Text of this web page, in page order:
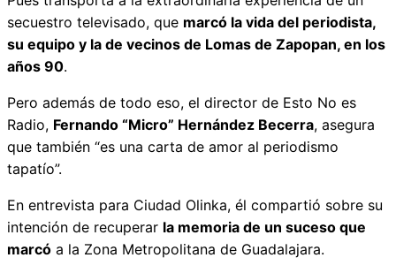
secuestro televisado, que marcó la vida del periodista,
su equipo y la de vecinos de Lomas de Zapopan, en los
años 90.
Pero además de todo eso, el director de Esto No es
Radio, Fernando “Micro” Hernández Becerra, asegura
que también “es una carta de amor al periodismo
tapatío”.
En entrevista para Ciudad Olinka, él compartió sobre su
intención de recuperar la memoria de un suceso que
marcó a la Zona Metropolitana de Guadalajara.